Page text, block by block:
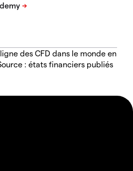
des CFD dans le monde en
: états financiers publiés